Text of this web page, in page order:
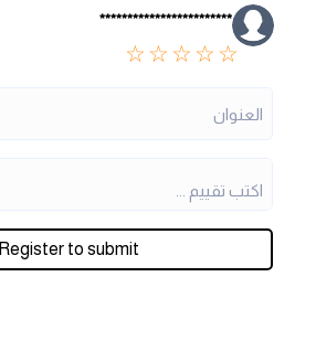
************************
☆ ☆ ☆ ☆ ☆
Register to submit